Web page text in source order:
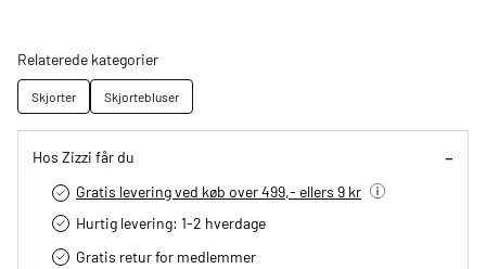
Relaterede kategorier
Skjorter Skjortebluser
Hos Zizzi får du
Gratis levering ved køb over 499,- ellers 9 kr
Hurtig levering­: 1-2 hverdage
Gratis retur for medlemmer